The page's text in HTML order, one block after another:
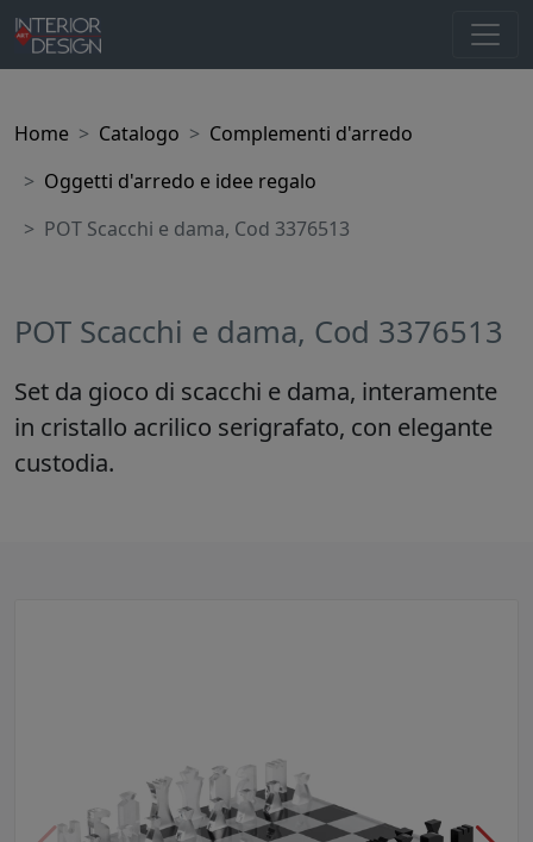
Home Catalogo
Complementi d'arredo
Oggetti d'arredo e idee regalo
POT Scacchi e dama, Cod 3376513
POT Scacchi e dama, Cod 3376513
Set da gioco di scacchi e dama, interamente
in cristallo acrilico serigrafato, con elegante
custodia.